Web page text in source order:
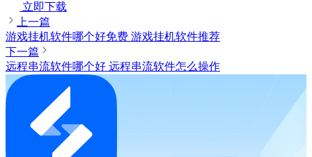
立即下载
上一篇
游戏挂机软件哪个好免费 游戏挂机软件推荐
下一篇
远程串流软件哪个好 远程串流软件怎么操作